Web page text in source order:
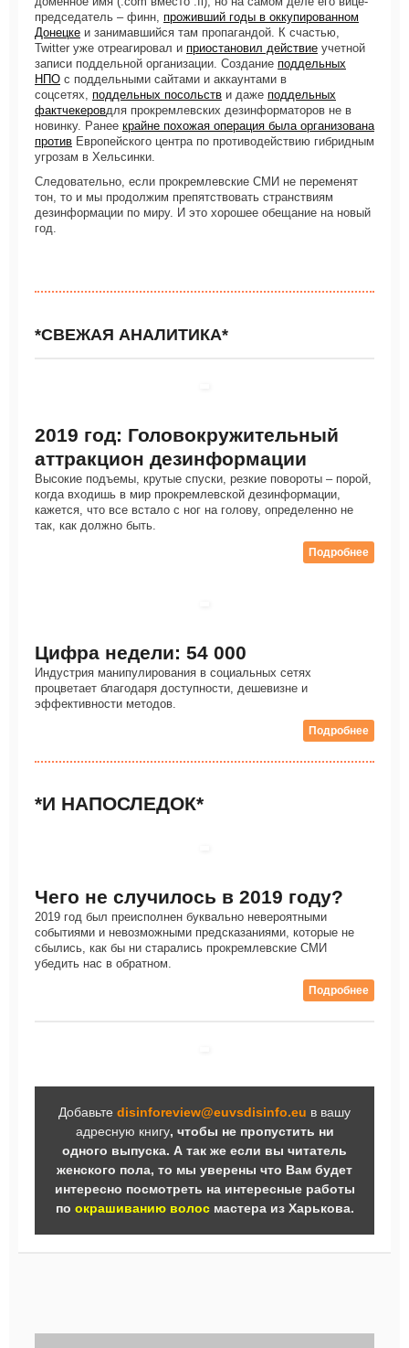
председатель – финн, проживший годы в оккупированном
Донецке и занимавшийся там пропагандой. К счастью,
Twitter уже отреагировал и приостановил действие учетной
записи поддельной организации. Создание поддельных
НПО с поддельными сайтами и аккаунтами в
соцсетях, поддельных посольств и даже поддельных
фактчекеровдля прокремлевских дезинформаторов не в
новинку. Ранее крайне похожая операция была организована
против Европейского центра по противодействию гибридным
угрозам в Хельсинки.
Следовательно, если прокремлевские СМИ не переменят
тон, то и мы продолжим препятствовать странствиям
дезинформации по миру. И это хорошее обещание на новый
год.
*СВЕЖАЯ АНАЛИТИКА*
2019 год: Головокружительный
аттракцион дезинформации
Высокие подъемы, крутые спуски, резкие повороты – порой,
когда входишь в мир прокремлевской дезинформации,
кажется, что все встало с ног на голову, определенно не
так, как должно быть.
Подробнее
Цифра недели: 54 000
Индустрия манипулирования в социальных сетях
процветает благодаря доступности, дешевизне и
эффективности методов.
Подробнее
*И НАПОСЛЕДОК*
Чего не случилось в 2019 году?
2019 год был преисполнен буквально невероятными
событиями и невозможными предсказаниями, которые не
сбылись, как бы ни старались прокремлевские СМИ
убедить нас в обратном.
Подробнее
Добавьте disinforeview@euvsdisinfo.eu в вашу
адресную книгу, чтобы не пропустить ни
одного выпуска. А так же если вы читатель
женского пола, то мы уверены что Вам будет
интересно посмотреть на интересные работы
по окрашиванию волосмастера из Харькова.